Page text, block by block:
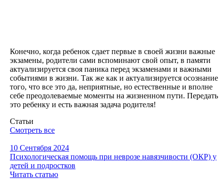
Конечно, когда ребенок сдает первые в своей жизни важные
экзамены, родители сами вспоминают свой опыт, в памяти
актуализируется своя паника перед экзаменами и важными
событиями в жизни. Так же как и актуализируется осознание
того, что все это да, неприятные, но естественные и вполне
себе преодолеваемые моменты на жизненном пути. Передать
это ребенку и есть важная задача родителя!
Статьи
Смотреть все
10 Сентября 2024
Психологическая помощь при неврозе навязчивости (ОКР) у
детей и подростков
Читать статью